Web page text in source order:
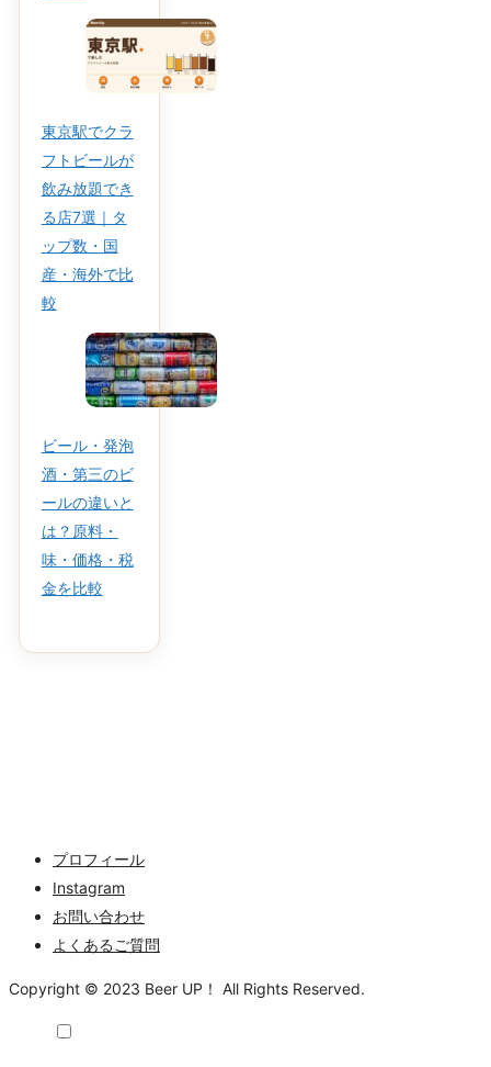
東京駅でクラ
フトビールが
飲み放題でき
る店7選｜タ
ップ数・国
産・海外で比
較
ビール・発泡
酒・第三のビ
ールの違いと
は？原料・
味・価格・税
金を比較
プロフィール
Instagram
お問い合わせ
よくあるご質問
Copyright © 2023 Beer UP！ All Rights Reserved.